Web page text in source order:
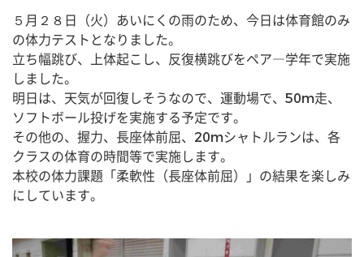
５月２８日（火）あいにくの雨のため、今日は体育館のみ
の体力テストとなりました。
立ち幅跳び、上体起こし、反復横跳びをペア―学年で実施
しました。
明日は、天気が回復しそうなので、運動場で、50m走、
ソフトボール投げを実施する予定です。
その他の、握力、長座体前屈、20mシャトルランは、各
クラスの体育の時間等で実施します。
本校の体力課題「柔軟性（長座体前屈）」の結果を楽しみ
にしています。